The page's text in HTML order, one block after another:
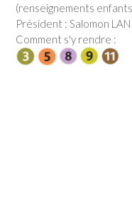
(renseignements
Président : Salomon
Comment s'y rendre :